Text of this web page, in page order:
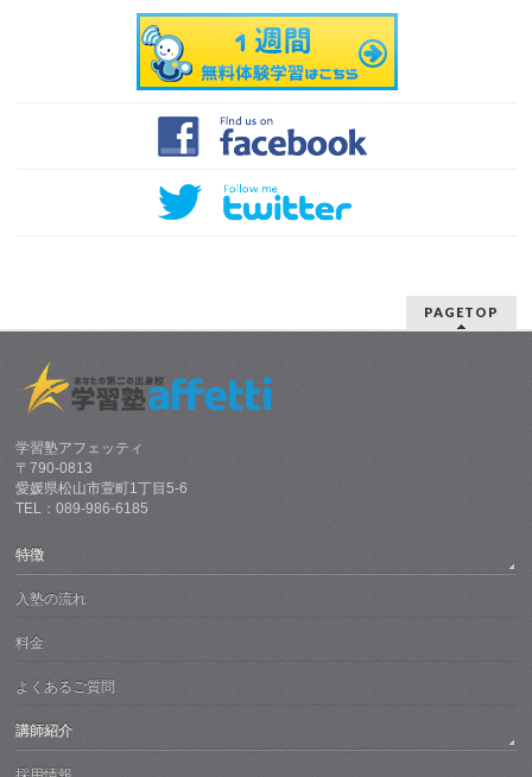
PAGETOP
学習塾アフェッティ
〒790-0813
愛媛県松山市萱町1丁目5-6
TEL：089-986-6185
特徴
入塾の流れ
料金
よくあるご質問
講師紹介